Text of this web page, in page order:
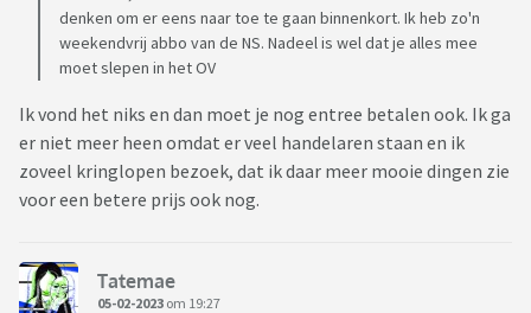
denken om er eens naar toe te gaan binnenkort. Ik heb zo'n
weekendvrij abbo van de NS. Nadeel is wel dat je alles mee
moet slepen in het OV
Ik vond het niks en dan moet je nog entree betalen ook. Ik ga
er niet meer heen omdat er veel handelaren staan en ik
zoveel kringlopen bezoek, dat ik daar meer mooie dingen zie
voor een betere prijs ook nog.
Tatemae
05-02-2023 om 19:27